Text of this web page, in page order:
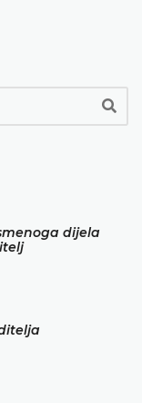
dijela